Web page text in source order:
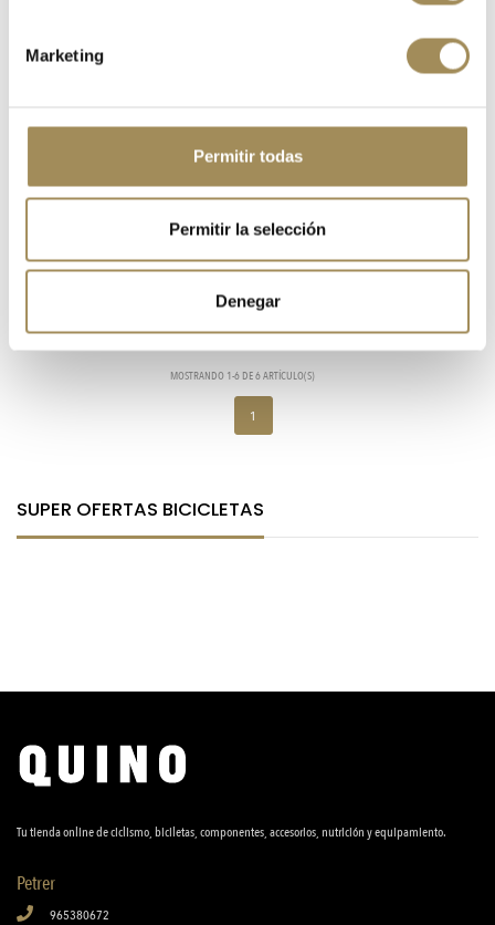
Marketing
Permitir todas
Permitir la selección
Denegar
SUPER OFERTAS BICICLETAS
150,00 € 127,50 €
Aquí podéis encontrar nuestras MEJORES ofertas en las bicicletas.
MOSTRANDO 1-6 DE 6 ARTÍCULO(S)
1
Tu tienda online de ciclismo, biciletas, componentes, accesorios, nutrición y equipamiento.
Petrer
965380672